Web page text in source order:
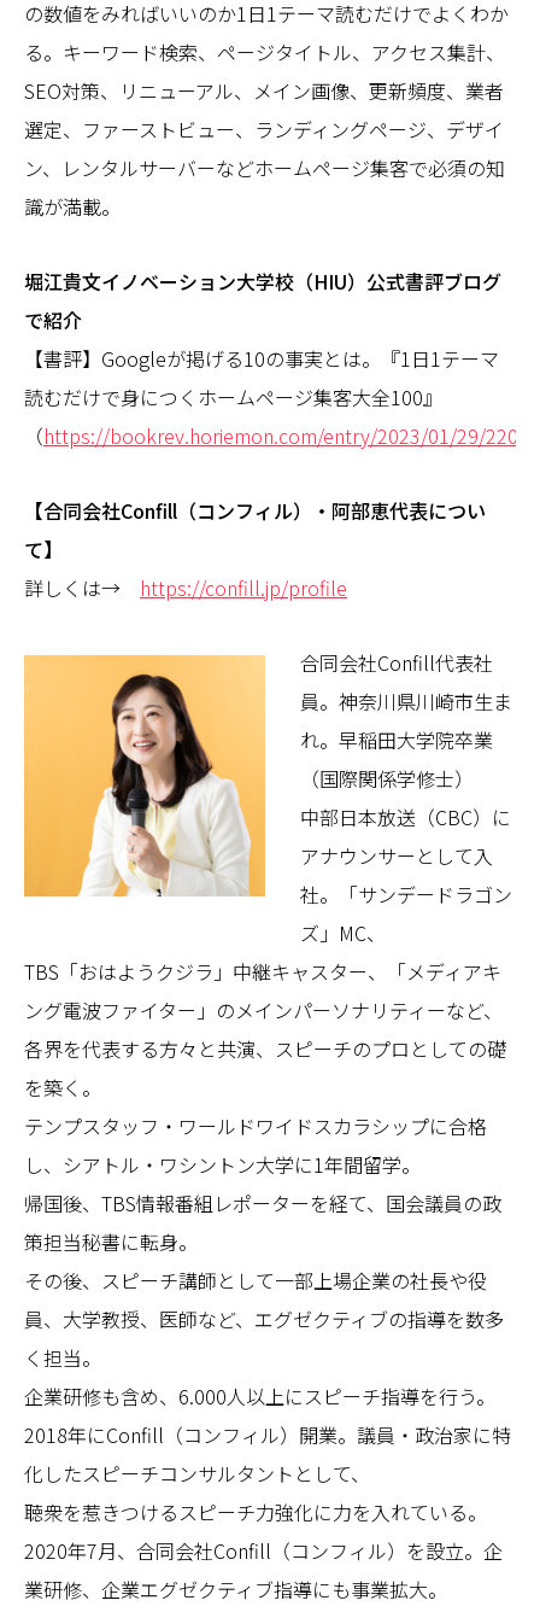
の数値をみればいいのか1日1テーマ読むだけでよくわか
る。キーワード検索、ページタイトル、アクセス集計、
SEO対策、リニューアル、メイン画像、更新頻度、業者
選定、ファーストビュー、ランディングページ、デザイ
ン、レンタルサーバーなどホームページ集客で必須の知
識が満載。
堀江貴文イノベーション大学校（HIU）公式書評ブログ
で紹介
【書評】Googleが掲げる10の事実とは。『1日1テーマ
読むだけで身につくホームページ集客大全100』
（https://bookrev.horiemon.com/entry/2023/01/29/
【合同会社Confill（コンフィル）・阿部恵代表につい
て】
詳しくは→ https://confill.jp/profile
合同会社Confill代表社
員。神奈川県川崎市生ま
れ。早稲田大学院卒業
（国際関係学修士）
中部日本放送（CBC）に
アナウンサーとして入
社。「サンデードラゴン
ズ」MC、
TBS「おはようクジラ」中継キャスター、「メディアキ
ング電波ファイター」のメインパーソナリティーなど、
各界を代表する方々と共演、スピーチのプロとしての礎
を築く。
テンプスタッフ・ワールドワイドスカラシップに合格
し、シアトル・ワシントン大学に1年間留学。
帰国後、TBS情報番組レポーターを経て、国会議員の政
策担当秘書に転身。
その後、スピーチ講師として一部上場企業の社長や役
員、大学教授、医師など、エグゼクティブの指導を数多
く担当。
企業研修も含め、6.000人以上にスピーチ指導を行う。
2018年にConfill（コンフィル）開業。議員・政治家に特
化したスピーチコンサルタントとして、
聴衆を惹きつけるスピーチ力強化に力を入れている。
2020年7月、合同会社Confill（コンフィル）を設立。企
業研修、企業エグゼクティブ指導にも事業拡大。